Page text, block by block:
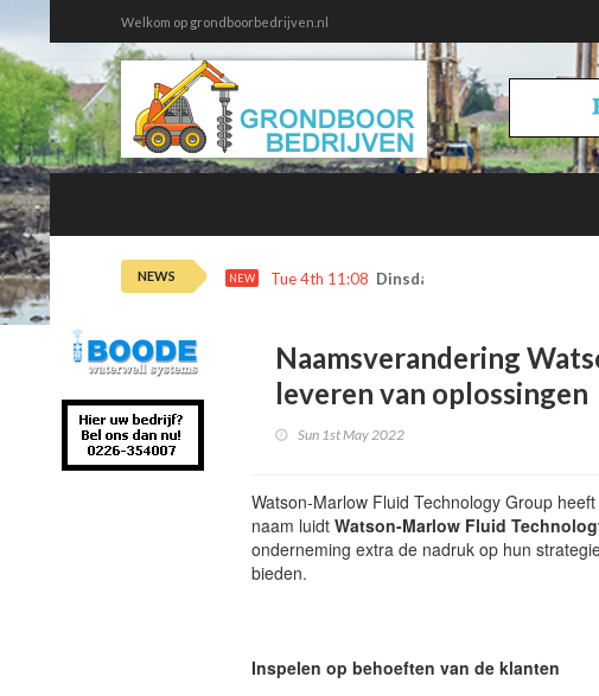
Welkom op grondboorbedrijven.nl
NEWS NEW Tue 4th 11:08 Dinsdag 4 augustus kans op
Naamsverandering
leveren van oplossingen
Sun 1st May 2022
Watson-Marlow Fluid Technology Group
naam luidt Watson-Marlow Fluid
onderneming extra de nadruk op hun
bieden.
Inspelen op behoeften van de klanten